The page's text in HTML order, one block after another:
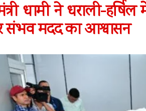
धामी ने धराली-हर्षिल
संभव मदद का आश्वासन